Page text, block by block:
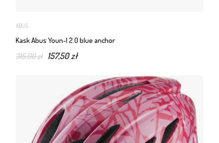
ABUS
Kask Abus Youn-I 2.0 blue anchor
315,00 zł 157,50 zł